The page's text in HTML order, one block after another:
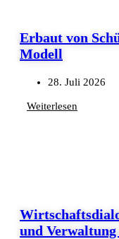
Erbaut von
Modell
28. Juli 2026
Weiterlesen
und